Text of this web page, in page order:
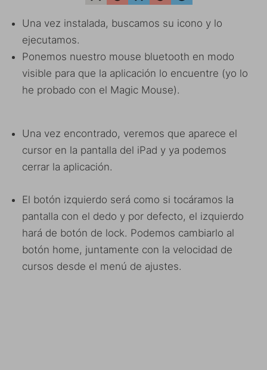
Una vez instalada, buscamos su icono y lo
ejecutamos.
Ponemos nuestro mouse bluetooth en modo
visible para que la aplicación lo encuentre (yo lo
he probado con el Magic Mouse).
Una vez encontrado, veremos que aparece el
cursor en la pantalla del iPad y ya podemos
cerrar la aplicación.
El botón izquierdo será como si tocáramos la
pantalla con el dedo y por defecto, el izquierdo
hará de botón de lock. Podemos cambiarlo al
botón home, juntamente con la velocidad de
cursos desde el menú de ajustes.